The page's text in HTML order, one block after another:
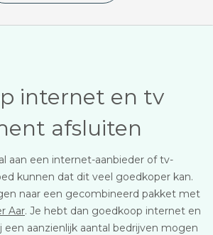
internet en tv
afsluiten
aan een internet-aanbieder of tv-
kunnen dat dit veel goedkoper kan.
naar een gecombineerd pakket met
Aar. Je hebt dan goedkoop internet en
een aanzienlijk aantal bedrijven mogen